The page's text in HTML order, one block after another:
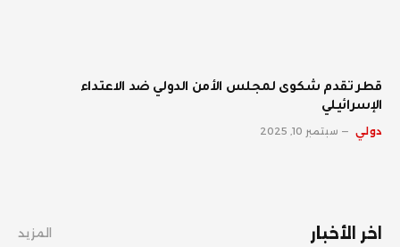
قطر تقدم شكوى لمجلس الأمن الدولي ضد الاعتداء
الإسرائيلي
دولي سبتمبر 10, 2025
اخر الأخبار المزيد